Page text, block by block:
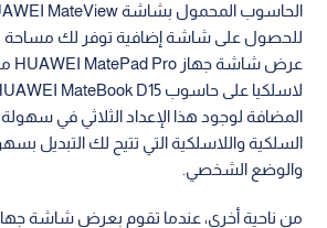
للحصول على شاشة إضافية توفر لك
المضافة لوجود هذا الإعداد الثلاثي في ​​سهولة
السلكية واللاسلكية التي تتيح لك التبديل
والوضع الشخصي.